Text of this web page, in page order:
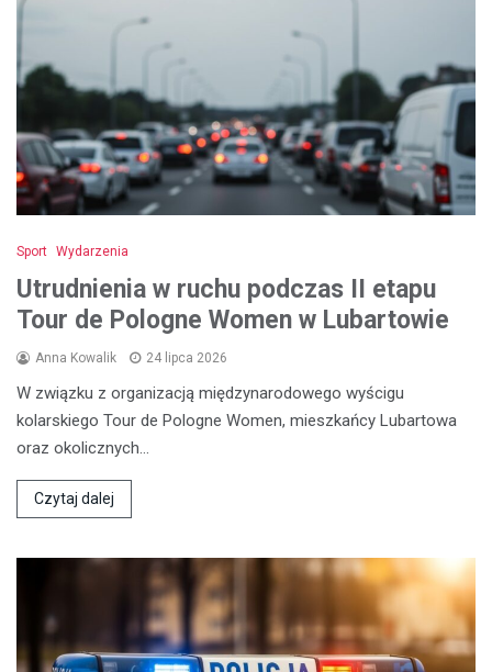
Sport Wydarzenia
Utrudnienia w ruchu podczas II etapu
Tour de Pologne Women w Lubartowie
Anna Kowalik 24 lipca 2026
W związku z organizacją międzynarodowego wyścigu
kolarskiego Tour de Pologne Women, mieszkańcy Lubartowa
oraz okolicznych…
Czytaj dalej